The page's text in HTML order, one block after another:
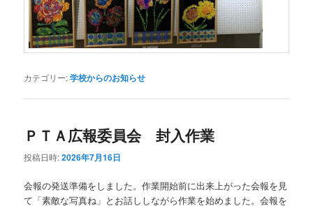
カテゴリー:学校からのお知らせ
ＰＴＡ広報委員会 封入作業
投稿日時:2026年7月16日
会報の発送準備をしました。作業開始前に出来上がった会報を見
て「素敵な写真ね」とお話ししながら作業を始めました。会報を